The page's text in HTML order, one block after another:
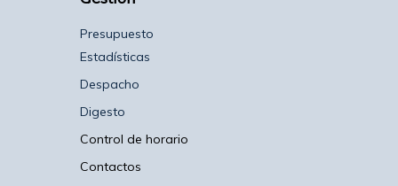
Presupuesto
Estadísticas
Despacho
Digesto
Control de horario
Contactos